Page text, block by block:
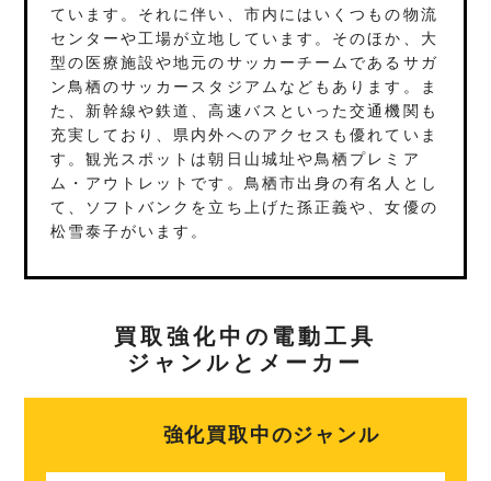
ています。それに伴い、市内にはいくつもの物流
センターや工場が立地しています。そのほか、大
型の医療施設や地元のサッカーチームであるサガ
ン鳥栖のサッカースタジアムなどもあります。ま
た、新幹線や鉄道、高速バスといった交通機関も
充実しており、県内外へのアクセスも優れていま
す。観光スポットは朝日山城址や鳥栖プレミア
ム・アウトレットです。鳥栖市出身の有名人とし
て、ソフトバンクを立ち上げた孫正義や、女優の
松雪泰子がいます。
買取強化中の電動工具
ジャンルとメーカー
強化買取中のジャンル